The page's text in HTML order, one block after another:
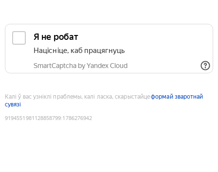
Я не робат
Націсніце, каб працягнуць
SmartCaptcha by Yandex Cloud
Калі ў вас узніклі праблемы, калі ласка, скарыстайцеформай зваротнай
сувязі
9194551981128858799:1786276942